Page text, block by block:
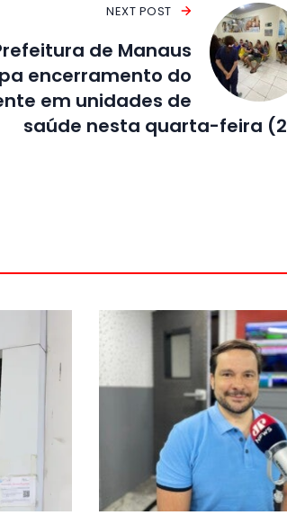
NEXT POST
de Manaus
encerramento do
em unidades de
saúde nesta quarta-feira